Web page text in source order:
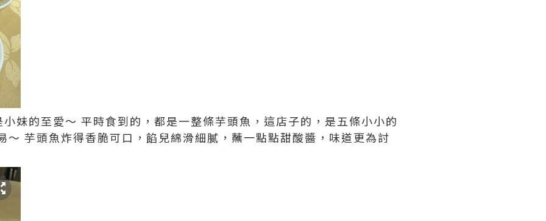
妹的至愛～ 平時食到的，都是一整條芋頭魚，這店子的，是五條小小的
～ 芋頭魚炸得香脆可口，餡兒綿滑細膩，蘸一點點甜酸醬，味道更為討